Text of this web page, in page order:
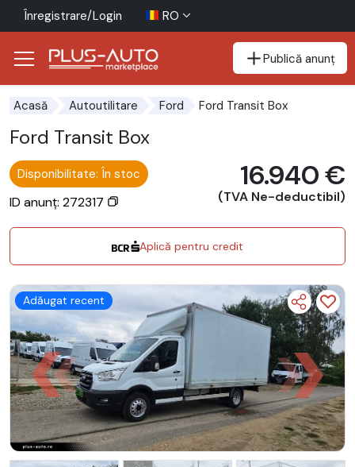
Înregistrare/Login RO
Publică anunț
Acasă Autoutilitare Ford Ford Transit Box
Ford Transit Box
Disponibilitate: În stoc
ID anunț: 272317
16.940 €
(TVA Ne-deductibil)
Aplică pentru credit
Adăugat recent